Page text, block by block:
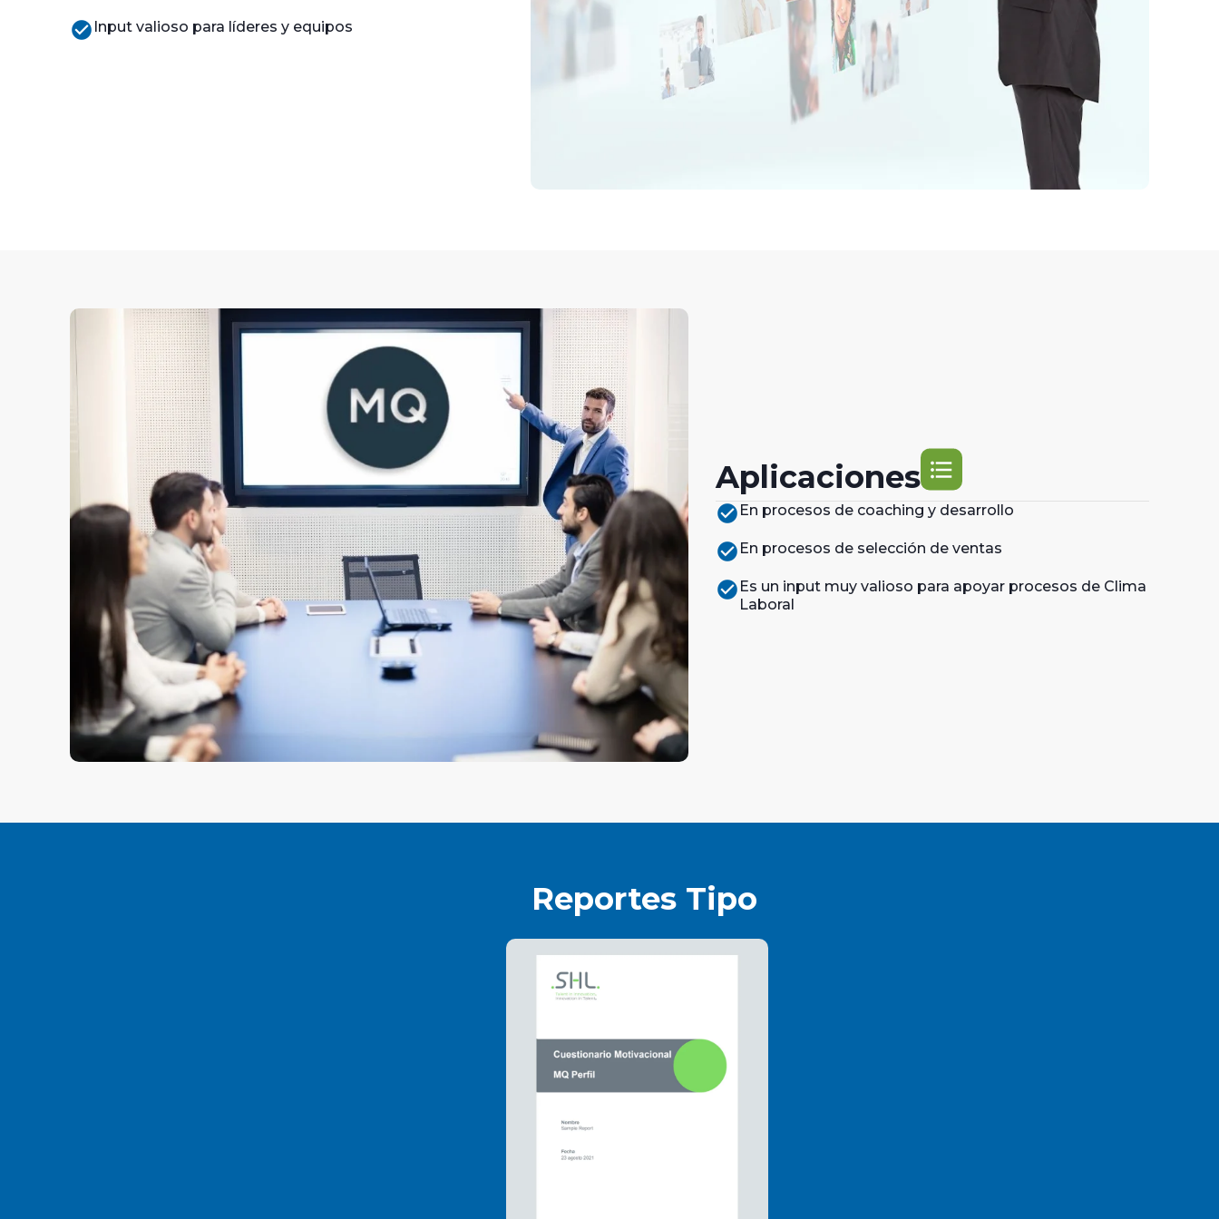
check_circle Input valioso para líderes y equipos
Aplicaciones format_list_bulleted
check_circle En procesos de coaching y desarrollo
check_circle En procesos de selección de ventas
check_circle Es un input muy valioso para apoyar procesos de Clima
Laboral
Reportes Tipo